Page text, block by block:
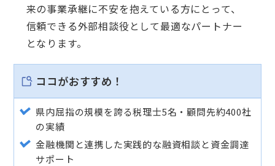
来の事業承継に不安を抱えている方にとって、
信頼できる外部相談役として最適なパートナー
となります。
ココがおすすめ！
県内屈指の規模を誇る税理士5名・顧問先約400社
の実績
金融機関と連携した実践的な融資相談と資金調達
サポート